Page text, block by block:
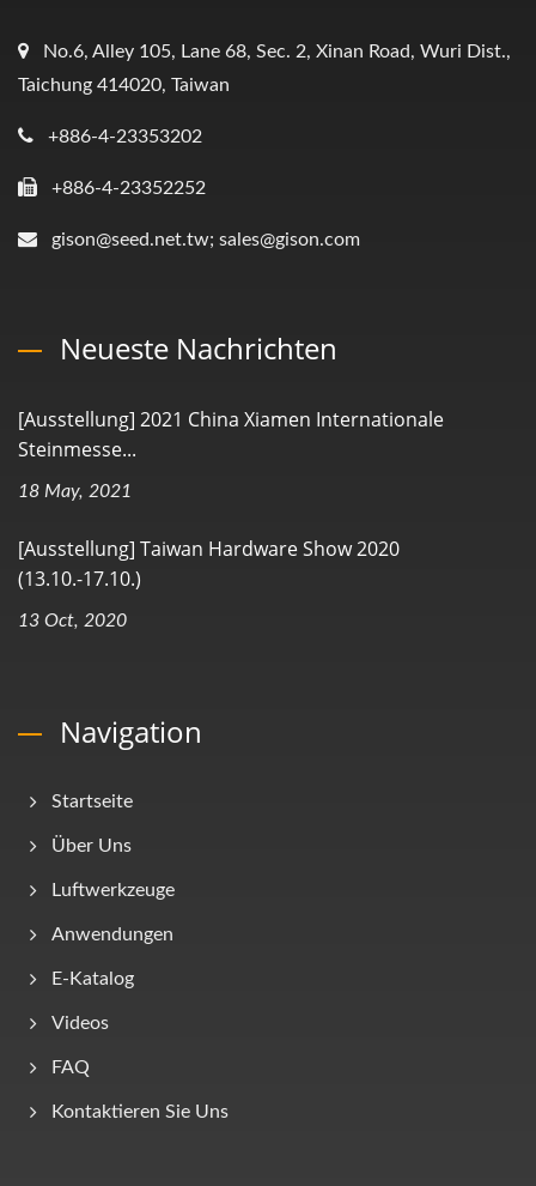
No.6, Alley 105, Lane 68, Sec. 2, Xinan Road, Wuri Dist.,
Taichung 414020, Taiwan
+886-4-23353202
+886-4-23352252
gison@seed.net.tw; sales@gison.com
Neueste Nachrichten
[Ausstellung] 2021 China Xiamen Internationale
Steinmesse...
18 May, 2021
[Ausstellung] Taiwan Hardware Show 2020
(13.10.-17.10.)
13 Oct, 2020
Navigation
Startseite
Über Uns
Luftwerkzeuge
Anwendungen
E-Katalog
Videos
FAQ
Kontaktieren Sie Uns